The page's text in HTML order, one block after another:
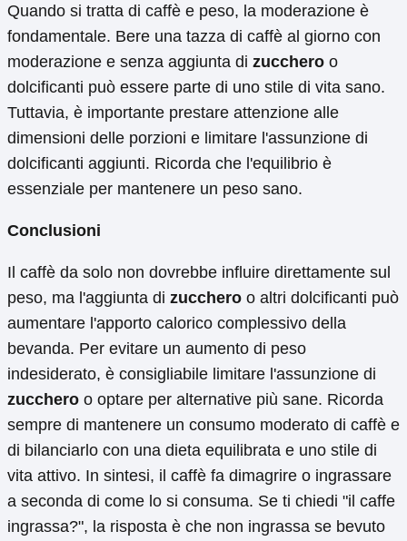
Quando si tratta di caffè e peso, la moderazione è
fondamentale. Bere una tazza di caffè al giorno con
moderazione e senza aggiunta di zucchero o
dolcificanti può essere parte di uno stile di vita sano.
Tuttavia, è importante prestare attenzione alle
dimensioni delle porzioni e limitare l'assunzione di
dolcificanti aggiunti. Ricorda che l'equilibrio è
essenziale per mantenere un peso sano.
Conclusioni
Il caffè da solo non dovrebbe influire direttamente sul
peso, ma l'aggiunta di zucchero o altri dolcificanti può
aumentare l'apporto calorico complessivo della
bevanda. Per evitare un aumento di peso
indesiderato, è consigliabile limitare l'assunzione di
zucchero o optare per alternative più sane. Ricorda
sempre di mantenere un consumo moderato di caffè e
di bilanciarlo con una dieta equilibrata e uno stile di
vita attivo. In sintesi, il caffè fa dimagrire o ingrassare
a seconda di come lo si consuma. Se ti chiedi "il caffe
ingrassa?", la risposta è che non ingrassa se bevuto